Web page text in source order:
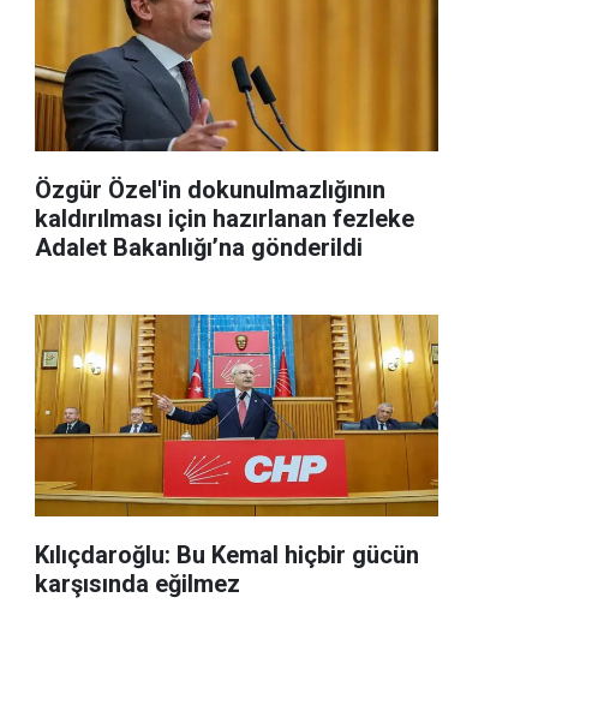
Özgür Özel'in dokunulmazlığının
kaldırılması için hazırlanan fezleke
Adalet Bakanlığı’na gönderildi
Kılıçdaroğlu: Bu Kemal hiçbir gücün
karşısında eğilmez